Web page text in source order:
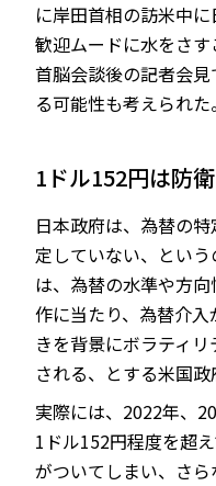
に岸田首相の訪米中に
歓迎ムードに水をさす
首脳会談後の記者会
る可能性も考えられた。
1ドル152円は防
日本政府は、為替の
定していない、とい
は、為替の水準や方
作に当たり、為替介
きを背景にボラティ
される、とする米国政
実際には、2022年、
1ドル152円程度を超
がついてしまい、さ